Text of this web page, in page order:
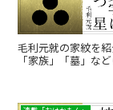
毛利元就の家紋を
「家族」「墓」な